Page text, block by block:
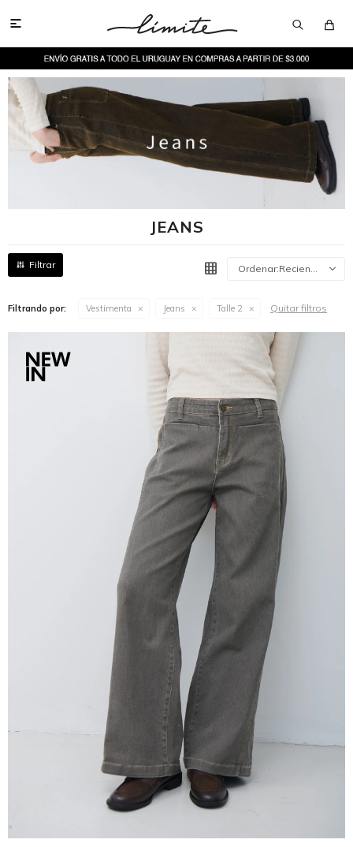

JEANS
Recientes
Filtrando por: Vestimenta Jeans Talle 2 Quitar filtros